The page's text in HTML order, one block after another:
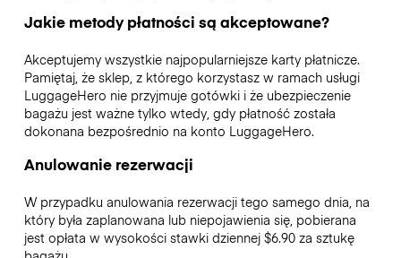
Jakie metody płatności są akceptowane?
Akceptujemy wszystkie najpopularniejsze karty płatnicze.
Pamiętaj, że sklep, z którego korzystasz w ramach usługi
LuggageHero nie przyjmuje gotówki i że ubezpieczenie
bagażu jest ważne tylko wtedy, gdy płatność została
dokonana bezpośrednio na konto LuggageHero.
Anulowanie rezerwacji
W przypadku anulowania rezerwacji tego samego dnia, na
który była zaplanowana lub niepojawienia się, pobierana
jest opłata w wysokości stawki dziennej $6.90 za sztukę